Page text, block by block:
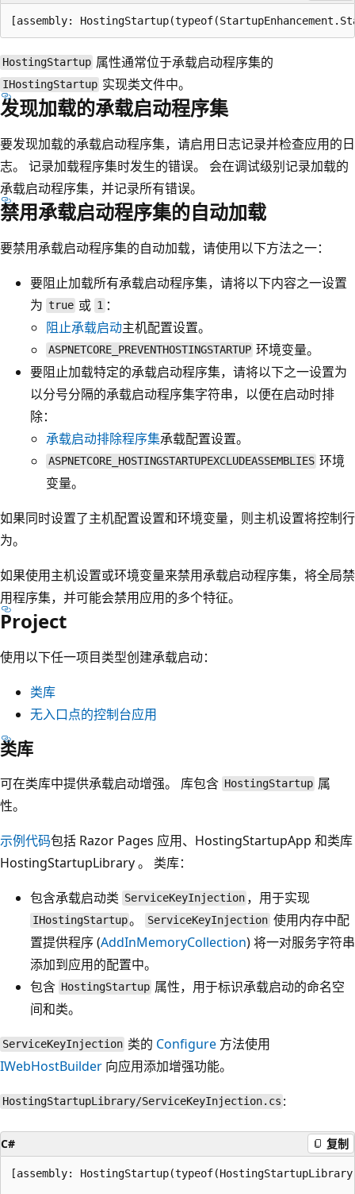
HostingStartup 属性通常位于承载启动程序集的
IHostingStartup 实现类文件中。
发现加载的承载启动程序集
要发现加载的承载启动程序集，请启用日志记录并检查应用的日
志。 记录加载程序集时发生的错误。 会在调试级别记录加载的
承载启动程序集，并记录所有错误。
禁用承载启动程序集的自动加载
要禁用承载启动程序集的自动加载，请使用以下方法之一：
要阻止加载所有承载启动程序集，请将以下内容之一设置
为 true 或 1：
阻止承载启动主机配置设置。
ASPNETCORE_PREVENTHOSTINGSTARTUP 环境变量。
要阻止加载特定的承载启动程序集，请将以下之一设置为
以分号分隔的承载启动程序集字符串，以便在启动时排
除：
承载启动排除程序集承载配置设置。
ASPNETCORE_HOSTINGSTARTUPEXCLUDEASSEMBLIES 环境
变量。
如果同时设置了主机配置设置和环境变量，则主机设置将控制行
为。
如果使用主机设置或环境变量来禁用承载启动程序集，将全局禁
用程序集，并可能会禁用应用的多个特征。
Project
使用以下任一项目类型创建承载启动：
类库
无入口点的控制台应用
类库
可在类库中提供承载启动增强。 库包含 HostingStartup 属
性。
示例代码包括 Razor Pages 应用、HostingStartupApp 和类库
HostingStartupLibrary 。 类库：
包含承载启动类 ServiceKeyInjection ，用于实现
IHostingStartup。 ServiceKeyInjection 使用内存中配
置提供程序 (AddInMemoryCollection) 将一对服务字符串
添加到应用的配置中。
包含 HostingStartup 属性，用于标识承载启动的命名空
间和类。
ServiceKeyInjection 类的 Configure 方法使用
IWebHostBuilder 向应用添加增强功能。
HostingStartupLibrary/ServiceKeyInjection.cs :
C# 复制
[assembly: